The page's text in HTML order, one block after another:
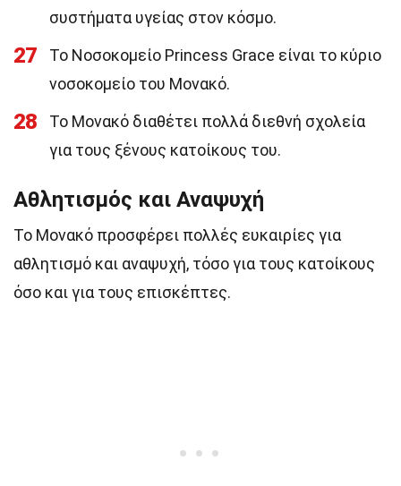
συστήματα υγείας στον κόσμο.
27
Το Νοσοκομείο Princess Grace είναι το κύριο
νοσοκομείο του Μονακό.
28
Το Μονακό διαθέτει πολλά διεθνή σχολεία
για τους ξένους κατοίκους του.
Αθλητισμός και Αναψυχή
Το Μονακό προσφέρει πολλές ευκαιρίες για
αθλητισμό και αναψυχή, τόσο για τους κατοίκους
όσο και για τους επισκέπτες.